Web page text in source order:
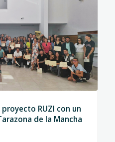
proyecto RUZI con un
de la Mancha